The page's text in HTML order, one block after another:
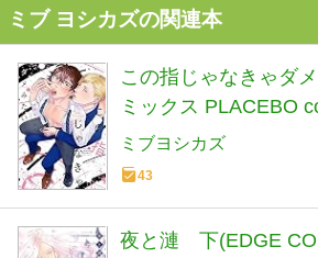
ミブ ヨシカズの関連本
この指じゃなきゃダ
ミックス PLACEBO
ミブヨシカズ
43
夜と漣 下(EDGE